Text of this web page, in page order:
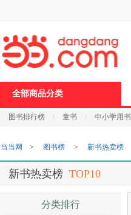
全部商品分类
图书排行榜 童书 中小学用书
打
开
无
障
页
加
当当网 > 图书榜 > 新书热卖榜
新书热卖榜 TOP10
分类排行